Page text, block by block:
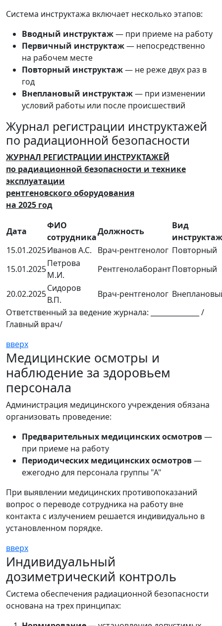
Система инструктажа включает несколько этапов:
Вводный инструктаж— при приеме на работу
Первичный инструктаж— непосредственно
на рабочем месте
Повторный инструктаж— не реже двух раз в
год
Внеплановый инструктаж— при изменении
условий работы или после происшествий
Журнал регистрации инструктажей
по радиационной безопасности
ЖУРНАЛ РЕГИСТРАЦИИ ИНСТРУКТАЖЕЙ
по радиационной безопасности и технике
эксплуатации
рентгеновского оборудования
на 2025 год
Дата
ФИО
сотрудника
Должность
Вид
15.01.2025Иванов А.С. Врач-рентгенолог Повторный
15.01.2025
Петрова
М.И.
РентгенолаборантПовторный
20.02.2025
Сидоров
В.П.
Врач-рентгенолог
Ответственный за ведение журнала: ______________ /
Главный врач/
вверх
Медицинские осмотры и
наблюдение за здоровьем
персонала
Администрация медицинского учреждения обязана
организовать проведение:
Предварительных медицинских осмотров—
при приеме на работу
Периодических медицинских осмотров—
ежегодно для персонала группы "А"
При выявлении медицинских противопоказаний
вопрос о переводе сотрудника на работу вне
контакта с излучением решается индивидуально в
установленном порядке.
вверх
Индивидуальный
дозиметрический контроль
Система обеспечения радиационной безопасности
основана на трех принципах: